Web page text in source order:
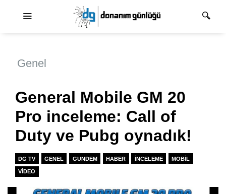
Genel
General Mobile GM 20
Pro inceleme: Call of
Duty ve Pubg oynadık!
DG TV GENEL GUNDEM HABER İNCELEME MOBIL
VIDEO